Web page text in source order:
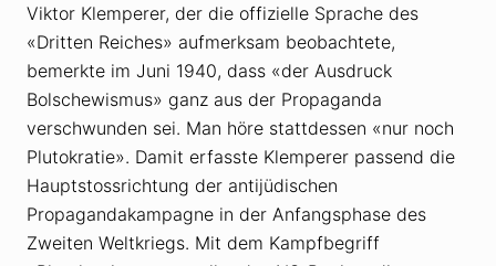
Viktor Klemperer, der die offizielle Sprache des
«Dritten Reiches» aufmerksam beobachtete,
bemerkte im Juni 1940, dass «der Ausdruck
Bolschewismus» ganz aus der Propaganda
verschwunden sei. Man höre stattdessen «nur noch
Plutokratie». Damit erfasste Klemperer passend die
Hauptstossrichtung der antijüdischen
Propagandakampagne in der Anfangsphase des
Zweiten Weltkriegs. Mit dem Kampfbegriff